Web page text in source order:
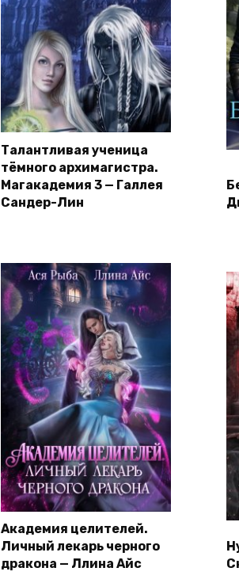
Талантливая ученица
тёмного архимагистра.
Магакадемия 3 — Галлея
Сандер-Лин
Академия целителей.
Личный лекарь черного
дракона — Ллина Айс